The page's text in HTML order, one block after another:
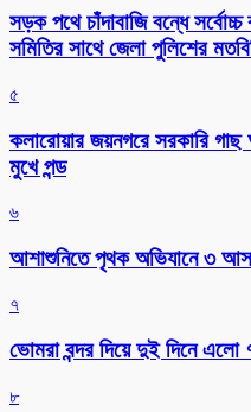
সড়ক পথে চাঁদাবাজি বন্ধে
সমিতির সাথে জেলা পুলিশের
৫
কলারোয়ার জয়নগরে সরকারি গাছ
মুখে পন্ড
৬
আশাশুনিতে পৃথক অভিযানে ৩
৭
ভোমরা বন্দর দিয়ে দুই দিনে এলো
৮